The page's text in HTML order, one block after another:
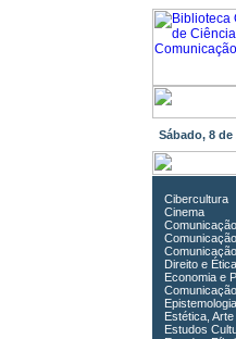
Sábado, 8
Cibercultura
Cinema
Direito e
Economia e
Comunicação
Estética,
Estudos